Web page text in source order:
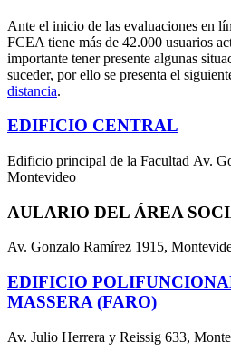
Ante el inicio de las evaluaciones en
FCEA tiene más de 42.000 usuarios
importante tener presente algunas
suceder, por ello se presenta el
distancia.
EDIFICIO CENTRAL
Edificio principal de la Facultad Av.
Montevideo
AULARIO DEL ÁREA
Av. Gonzalo Ramírez 1915,
EDIFICIO
MASSERA (FARO)
Av. Julio Herrera y Reissig 633,